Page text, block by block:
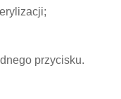
przycisku.